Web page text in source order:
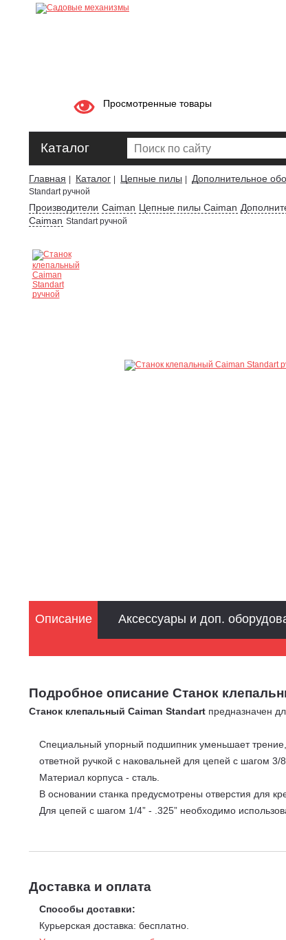
Просмотренные товары
Каталог
Главная Каталог Цепные пилы Дополнительное
Standart ручной
Производители Caiman Цепные пилы Caiman
Caiman Standart ручной
Подробное описание Станок
Станок клепальный Caiman Standart предназначен
Специальный упорный подшипник уменьшает
ответной ручкой с наковальней для цепей с шагом 3/
Материал корпуса - сталь.
В основании станка предусмотрены отверстия для
Для цепей с шагом 1/4” - .325” необходимо
Доставка и оплата
Способы доставки:
Курьерская доставка: бесплатно.
Описание Аксессуары и доп.